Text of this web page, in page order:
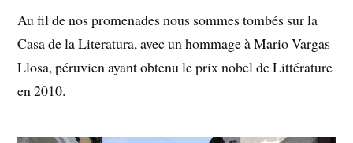
Au fil de nos promenades nous sommes tombés sur la
Casa de la Literatura, avec un hommage à Mario Vargas
Llosa, péruvien ayant obtenu le prix nobel de Littérature
en 2010.